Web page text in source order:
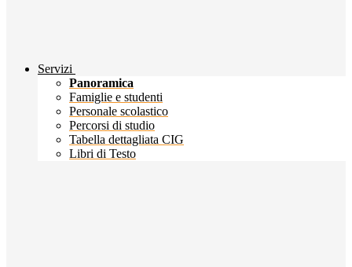
Servizi
Panoramica
Famiglie e studenti
Personale scolastico
Percorsi di studio
Tabella dettagliata CIG
Libri di Testo